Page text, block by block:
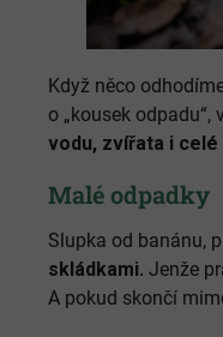
Když něco
o „kousek
vodu, zvířata i
Malé odpadky
Slupka od banánu,
skládkami. Jenže
A pokud skončí